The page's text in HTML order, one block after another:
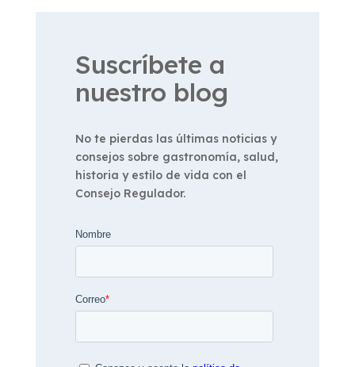
Suscríbete a
nuestro blog
No te pierdas las últimas noticias y
consejos sobre gastronomía, salud,
historia y estilo de vida con el
Consejo Regulador.